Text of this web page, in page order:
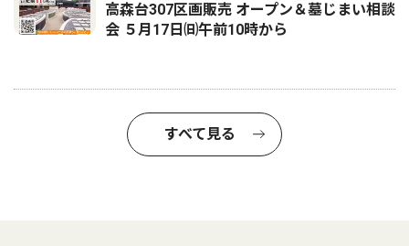
高森台307区画販売 オープン＆墓じまい相談
会 ５月17日㈰午前10時から
すべて見る